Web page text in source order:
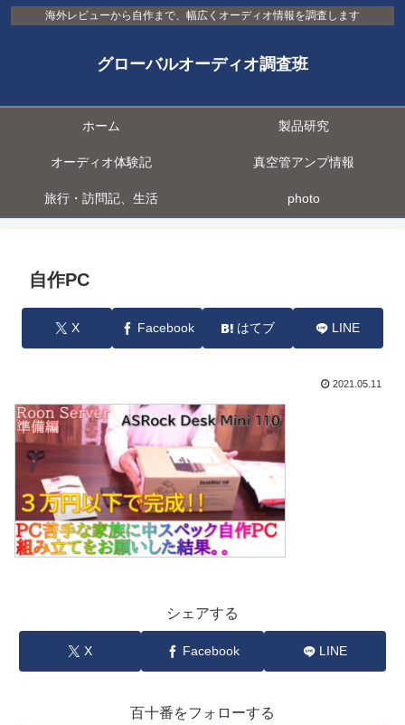
海外レビューから自作まで、幅広くオーディオ情報を調査します
グローバルオーディオ調査班
ホーム 製品研究
オーディオ体験記 真空管アンプ情報
旅行・訪問記、生活 photo
自作PC
X Facebook はてブ LINE
2021.05.11
シェアする
X Facebook LINE
百十番をフォローする